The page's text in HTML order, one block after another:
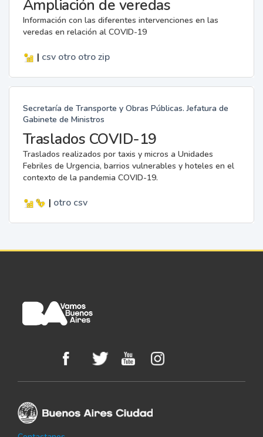
Ampliación de veredas
Información con las diferentes intervenciones en las
veredas en relación al COVID-19
| csv otro otro zip
Secretaría de Transporte y Obras Públicas. Jefatura de
Gabinete de Ministros
Traslados COVID-19
Traslados realizados por taxis y micros a Unidades
Febriles de Urgencia, barrios vulnerables y hoteles en el
contexto de la pandemia COVID-19.
| otro csv